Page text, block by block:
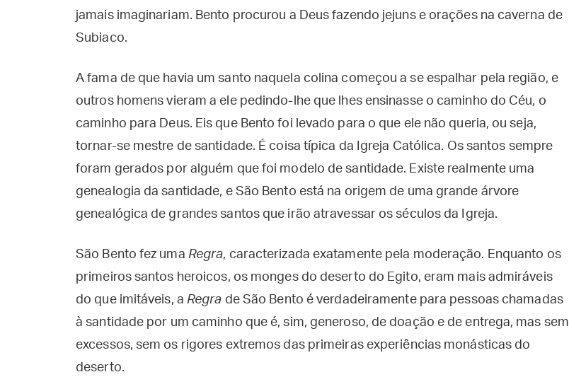
jamais imaginariam. Bento procurou a Deus fazendo jejuns e orações na caverna de
Subiaco.
A fama de que havia um santo naquela colina começou a se espalhar pela região, e
outros homens vieram a ele pedindo-lhe que lhes ensinasse o caminho do Céu, o
caminho para Deus. Eis que Bento foi levado para o que ele não queria, ou seja,
tornar-se mestre de santidade. É coisa típica da Igreja Católica. Os santos sempre
foram gerados por alguém que foi modelo de santidade. Existe realmente uma
genealogia da santidade, e São Bento está na origem de uma grande árvore
genealógica de grandes santos que irão atravessar os séculos da Igreja.
São Bento fez uma Regra, caracterizada exatamente pela moderação. Enquanto os
primeiros santos heroicos, os monges do deserto do Egito, eram mais admiráveis
do que imitáveis, aRegra de São Bento é verdadeiramente para pessoas chamadas
à santidade por um caminho que é, sim, generoso, de doação e de entrega, mas sem
excessos, sem os rigores extremos das primeiras experiências monásticas do
deserto.